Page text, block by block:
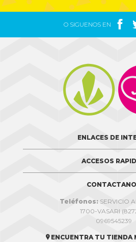
O SIGUENOS EN 

ENLACES DE
ACCESOS
Teléfonos: SERVICIO
1700-VASARI
0969545239
 ENCUENTRA TU TIENDA